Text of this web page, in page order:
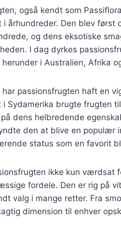
også kendt som
århundreder. Den blev først
og dens eksotiske
I dag dyrkes
i Australien, Afrika
passionsfrugten haft en
i Sydamerika brugte frugten
dens helbredende
den at blive en populær
status som en favorit
ikke kun værdsat
fordele. Den er rig på
valg i mange retter. Fra
dimension til enhver